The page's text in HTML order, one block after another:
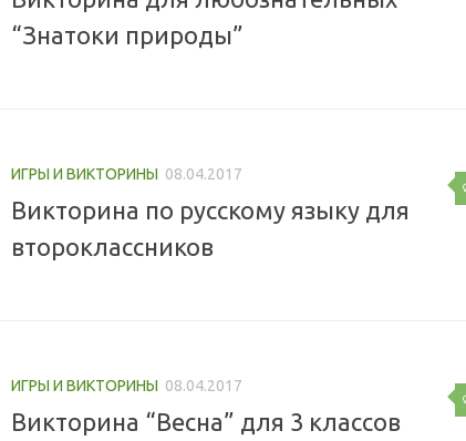
“Знатоки природы”
ИГРЫ И ВИКТОРИНЫ 08.04.2017
Викторина по русскому языку для
второклассников
ИГРЫ И ВИКТОРИНЫ 08.04.2017
Викторина “Весна” для 3 классов